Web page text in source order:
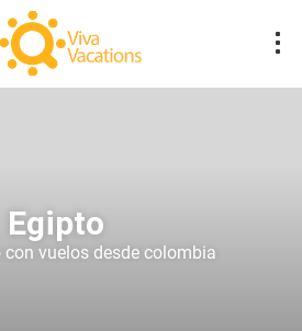
Egipto
con vuelos desde colombia